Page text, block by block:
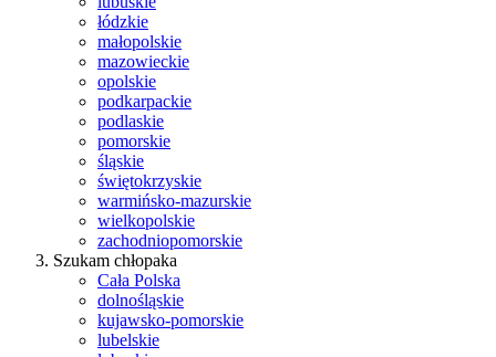
łódzkie
małopolskie
mazowieckie
opolskie
podkarpackie
podlaskie
pomorskie
śląskie
świętokrzyskie
warmińsko-mazurskie
wielkopolskie
zachodniopomorskie
Szukam chłopaka
Cała Polska
dolnośląskie
kujawsko-pomorskie
lubelskie